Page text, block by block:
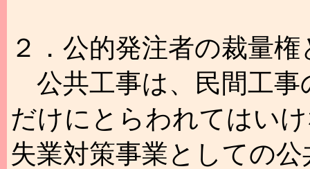
２．公的発注者の裁量
公共工事は、民間工事
だけにとらわれてはい
失業対策事業としての